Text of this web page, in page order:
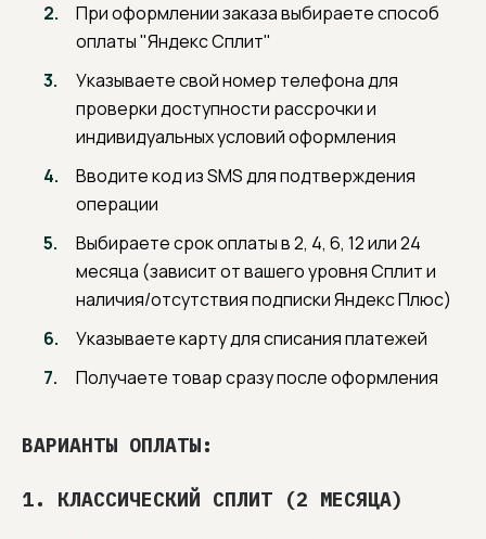
При оформлении заказа выбираете способ
оплаты "Яндекс Сплит"
Указываете свой номер телефона для
проверки доступности рассрочки и
индивидуальных условий оформления
Вводите код из SMS для подтверждения
операции
Выбираете срок оплаты в 2, 4, 6, 12 или 24
месяца (зависит от вашего уровня Сплит и
наличия/отсутствия подписки Яндекс Плюс)
Указываете карту для списания платежей
Получаете товар сразу после оформления
ВАРИАНТЫ ОПЛАТЫ:
1. КЛАССИЧЕСКИЙ СПЛИТ (2 МЕСЯЦА)
экспертные рекомендации и помощь в принятии
взвешенных решений для истинного спокойствия
СЛЕДИТЕ ЗА НОВОСТЯМИ